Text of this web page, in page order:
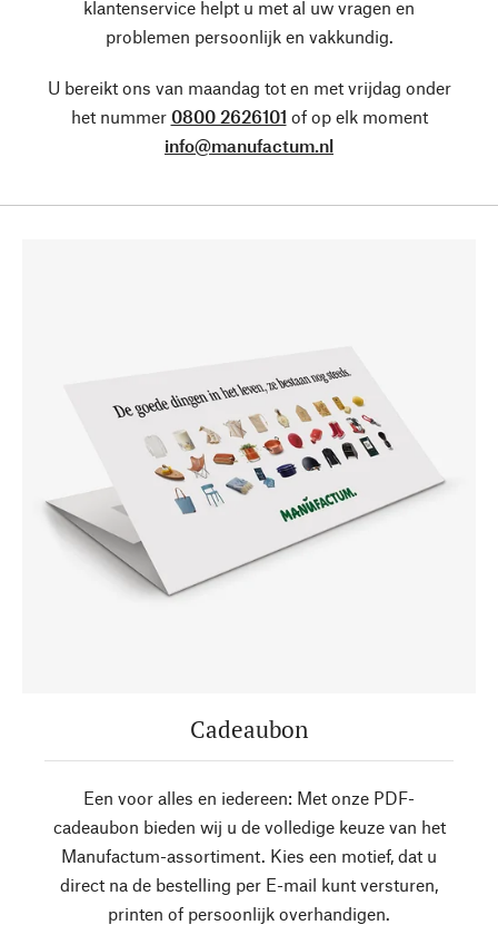
klantenservice helpt u met al uw vragen en
problemen persoonlijk en vakkundig.
U bereikt ons van maandag tot en met vrijdag onder
het nummer 0800 2626101 of op elk moment
info@manufactum.nl
Cadeaubon
Een voor alles en iedereen: Met onze PDF-
cadeaubon bieden wij u de volledige keuze van het
Manufactum-assortiment. Kies een motief, dat u
direct na de bestelling per E-mail kunt versturen,
printen of persoonlijk overhandigen.